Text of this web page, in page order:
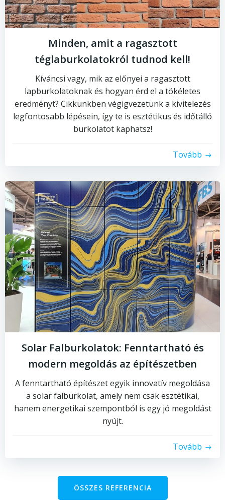
Minden, amit a ragasztott
téglaburkolatokról tudnod kell!
Kíváncsi vagy, mik az előnyei a ragasztott
lapburkolatoknak és hogyan érd el a tökéletes
eredményt? Cikkünkben végigvezetünk a kivitelezés
legfontosabb lépésein, így te is esztétikus és időtálló
burkolatot kaphatsz!
Tovább
Solar Falburkolatok: Fenntartható és
modern megoldás az építészetben
A fenntartható építészet egyik innovatív megoldása
a solar falburkolat, amely nem csak esztétikai,
hanem energetikai szempontból is egy jó megoldást
nyújt.
Tovább
ÖSSZES REFERENCIA